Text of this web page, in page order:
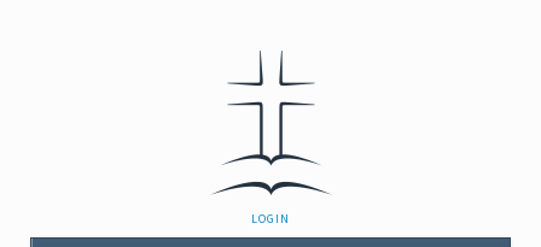
NAVIGATION
ÜBERSPRINGEN
LOGIN